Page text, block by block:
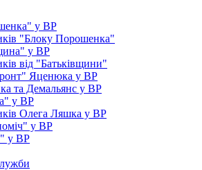
у ВР
"Блоку Порошенка"
у ВР
від "Батьківщини"
Яценюка у ВР
та Демальянс у ВР
у ВР
Олега Ляшка у ВР
у ВР
у ВР